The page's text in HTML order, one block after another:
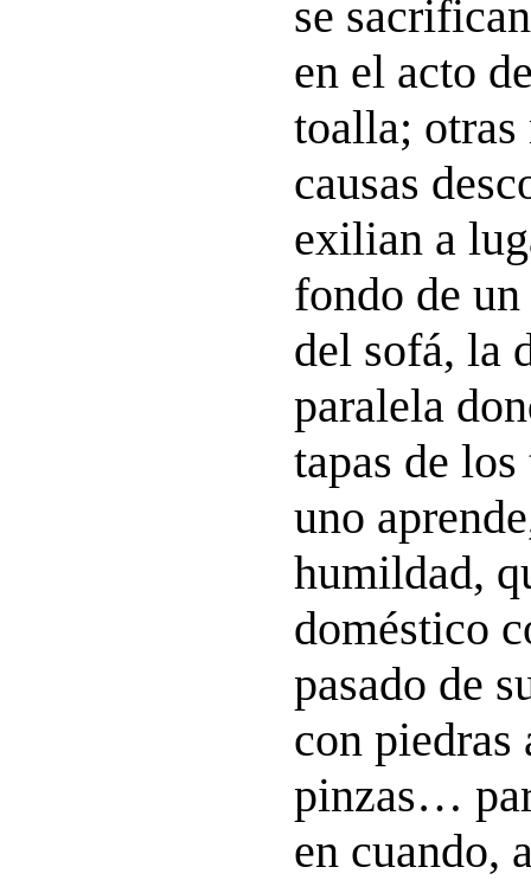
se
en el acto
toalla; otras
causas
exilian a
fondo de
del sofá, la
paralela
tapas de
uno
humildad,
doméstico
pasado de
con piedras
pinzas…
en cuando,